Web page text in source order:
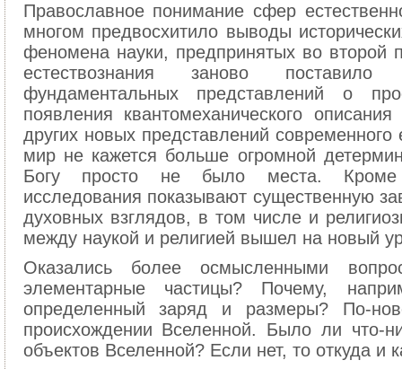
Православное понимание сфер
многом предвосхитило выводы
феномена науки, предпринятых во второй
естествознания заново
фундаментальных представлений о
появления квантомеханического
других новых представлений
мир не кажется больше огромной
Богу просто не было места. Кроме
исследования показывают существенную
духовных взглядов, в том числе и
между наукой и религией вышел на новый
Оказались более осмысленными
элементарные частицы? Почему,
определенный заряд и размеры? По-
происхождении Вселенной. Было ли что-
объектов Вселенной? Если нет, то откуда и